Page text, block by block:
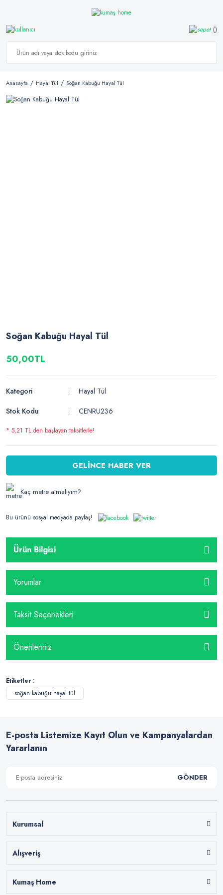
Anasayfa Hayal Tül Soğan Kabuğu Hayal Tül
Soğan Kabuğu Hayal Tül
50,00TL
Kategori
Hayal Tül
Stok Kodu
CENRU236
* 5,21 TL den başlayan taksitlerle!
GELİNCE HABER VER
Kaç metre almalıyım?
Bu ürünü sosyal medyada paylaş!
Ürün Bilgisi
Yorumlar
Taksit Seçenekleri
Önerileriniz
Etiketler :
soğan kabuğu hayal tül
E-posta Listemize Kayıt Olun ve Kampanyalardan
Yararlanın
GÖNDER
Kurumsal
Alışveriş
Kumaş Home